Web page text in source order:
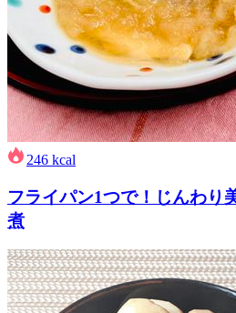
246 kcal
フライパン1つで！じんわり
煮